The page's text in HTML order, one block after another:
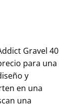
Gravel 40
para una
y
en una
una